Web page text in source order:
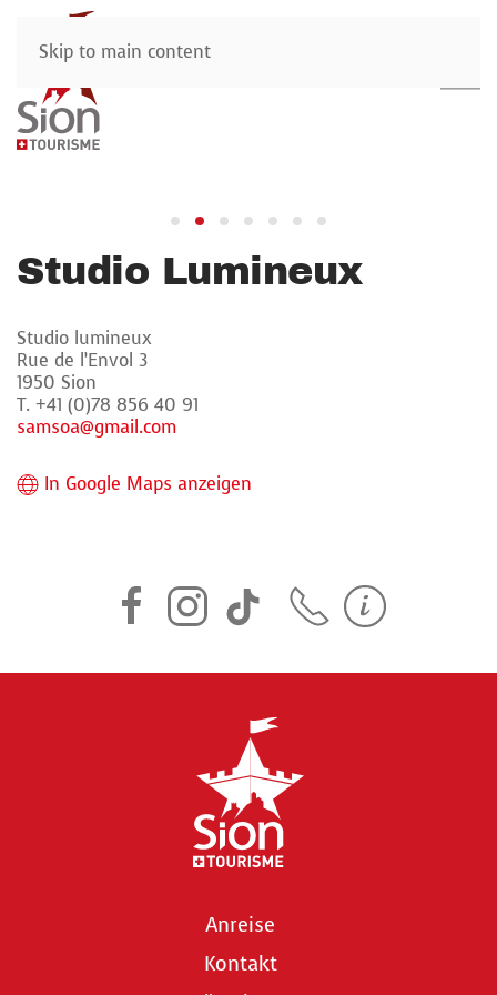
Skip to main content
Studio Lumineux
Studio lumineux
Rue de l’Envol 3
1950 Sion
T. +41 (0)78 856 40 91
samsoa@gmail.com
In Google Maps anzeigen
Anreise
Kontakt